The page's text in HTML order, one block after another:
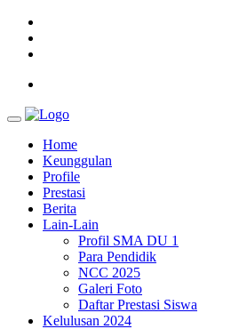
Home
Keunggulan
Profile
Prestasi
Berita
Lain-Lain
Profil SMA DU 1
Para Pendidik
NCC 2025
Galeri Foto
Daftar Prestasi Siswa
Kelulusan 2024